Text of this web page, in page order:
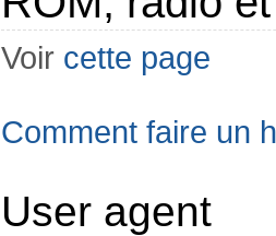
Voir cette page
Comment faire un
User agent